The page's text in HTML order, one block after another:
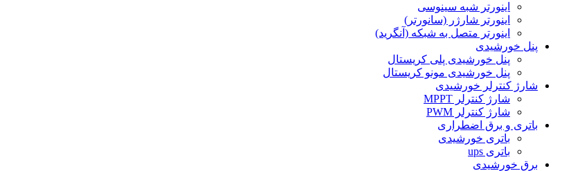
اینورتر شبه سینوسی
اینورتر شارژر (سانورتر)
اینورتر متصل به شبکه (آنگرید)
پنل خورشیدی
پنل خورشیدی پلی کریستال
پنل خورشیدی مونو کریستال
شارژ کنترلر خورشیدی
شارژ کنترلر MPPT
شارژ کنترلر PWM
باتری و برق اضطراری
باتری خورشیدی
باتری ups
برق خورشیدی